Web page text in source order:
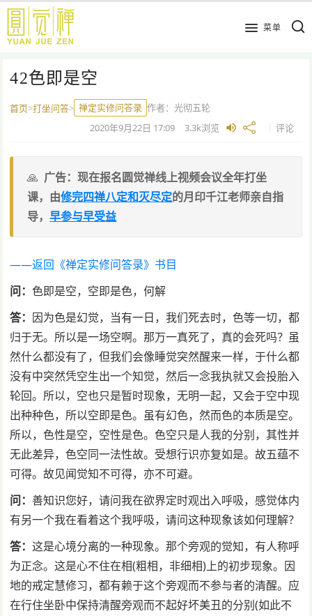
跳
主
内
菜单
42色即是空
首页>打坐问答> 禅定实修问答录 作者：光彻五轮
2020年9月22日 17:09 3.3k浏览 评论
广告：现在报名圆觉禅线上视频会议全年打坐
课，由修完四禅八定和灭尽定的月印千江老师亲自指
导，早参与早受益
——返回《禅定实修问答录》书目
问：色即是空，空即是色，何解
答： 因为色是幻觉，当有一日，我们死去时，色等一切，都
归于无。所以是一场空啊。那万一真死了，真的会死吗？虽
然什么都没有了，但我们会像睡觉突然醒来一样，于什么都
没有中突然凭空生出一个知觉，然后一念我执就又会投胎入
轮回。所以，空也只是暂时现象，无明一起，又会于空中现
出种种色，所以空即是色。虽有幻色，然而色的本质是空。
所以，色性是空，空性是色。色空只是人我的分别，其性并
无此差异，色空同一法性故。受想行识亦复如是。故五蕴不
可得。故见闻觉知不可得，亦不可避。
问：善知识您好，请问我在欲界定时观出入呼吸，感觉体内
有另一个我在看着这个我呼吸，请问这种现象该如何理解？
答：这是心境分离的一种现象。那个旁观的觉知，有人称呼
为正念。这是心不住在相(粗相，非细相)上的初步现象。因
地的戒定慧修习，都有赖于这个旁观而不参与者的清醒。应
在行住坐卧中保持清醒旁观而不起好坏美丑的分别(如此不